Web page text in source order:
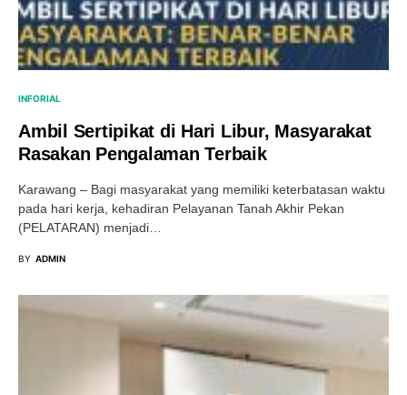
INFORIAL
Ambil Sertipikat di Hari Libur, Masyarakat
Rasakan Pengalaman Terbaik
Karawang – Bagi masyarakat yang memiliki keterbatasan waktu
pada hari kerja, kehadiran Pelayanan Tanah Akhir Pekan
(PELATARAN) menjadi…
BY ADMIN